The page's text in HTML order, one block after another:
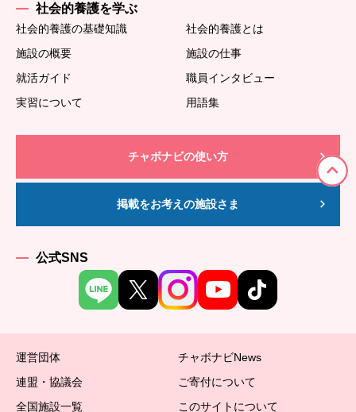
社会的養護を学ぶ
社会的養護の基礎知識
社会的養護とは
施設の概要
施設の仕事
就活ガイド
職員インタビュー
実習について
用語集
チャボナビの使い方
掲載をお考えの施設さま
公式SNS
運営団体
チャボナビNews
連盟・協議会
ご寄付について
全国施設一覧
このサイトについて